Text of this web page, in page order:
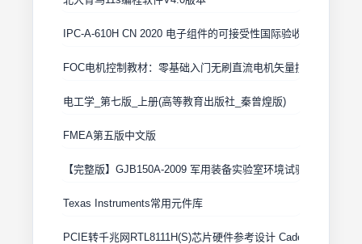
IPC-A-610H CN 2020 电子组件的可接受性国际验收标准
FOC电机控制教材：零基础入门无刷直流电机矢量控制技术 上
电工学_第七版_上册(高等教育出版社_秦曾煌版)
FMEA第五版中文版
【完整版】GJB150A-2009 军用装备实验室环境试验方法
Texas Instruments常用元件库
PCIE转千兆网RTL8111H(S)芯片硬件参考设计 Cadence原理图